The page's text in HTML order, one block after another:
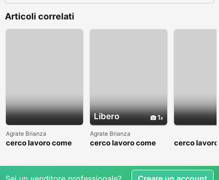
Articoli correlati
Agrate Brianza
cerco lavoro come
Libero 1
Agrate Brianza
cerco lavoro come
cerco